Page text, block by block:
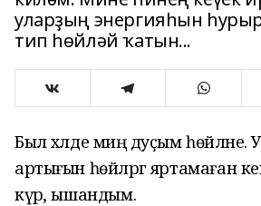
уларҙың энергияһын
тип һөйләй ҡатын...
Был хәлде миңә дуҫым һөйләне.
артығын һөйләргә яртамаған
күрә, ышандым.